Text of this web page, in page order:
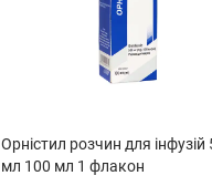
Орністил розчин для інфузій
мл 100 мл 1 флакон